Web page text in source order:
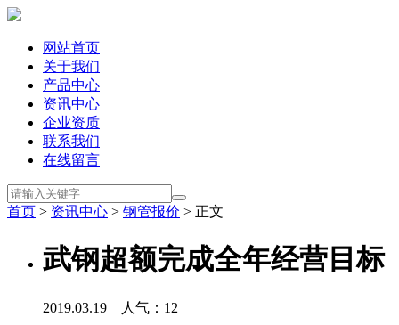
网站首页
关于我们
产品中心
资讯中心
企业资质
联系我们
在线留言
首页 > 资讯中心 > 钢管报价 > 正文
武钢超额完成全年经营目标
2019.03.19 人气： 12